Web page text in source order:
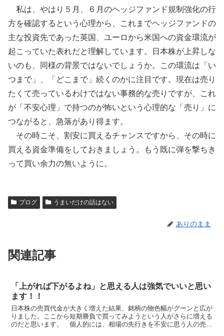
私は、やはり５月、６月のヘッジファンド規制強化の行
方を確認するという心理から、これまでヘッジファンドの
主な投資先であった英国、ユーロから米国への資金環流が
起こっていた表れだと理解しています。日本株が上昇しな
いのも、同様の背景ではないでしょうか。この環流は「い
つまで」、「どこまで」続くのかに注目です。現在は売り
たくて売っているわけではない事務的な売りですが、これ
が「不安心理」で持つのが怖いという心理的な「売り」に
つながると、急落があり得ます。
その時こそ、割安に買えるチャンスですから、その時に
買える資金準備をしておきましょう。もう既に弾を撃ちき
って買い余力の無いように。
ブログ うまいだけの話はない
ありのまま
関連記事
「上がれば下がるよね」と思える人は強気でいいと思い
ます！！
日本株の売買代金が大きく増えた結果、銘柄の物色幅がグーンと広が
りました。ここから短期勝負で買ってみようという人がさらに増える
のだと思います。 個人的には、相場の先行きを不安に思う人の売り